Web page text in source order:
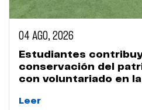
04 AGO, 2026
Estudiantes
conservación del
con voluntariado en la
Leer